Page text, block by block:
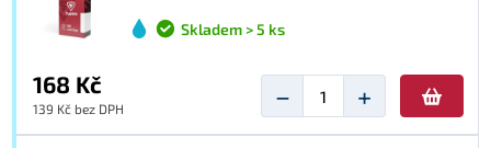
Skladem > 5 ks
168 Kč
139 Kč bez DPH − +